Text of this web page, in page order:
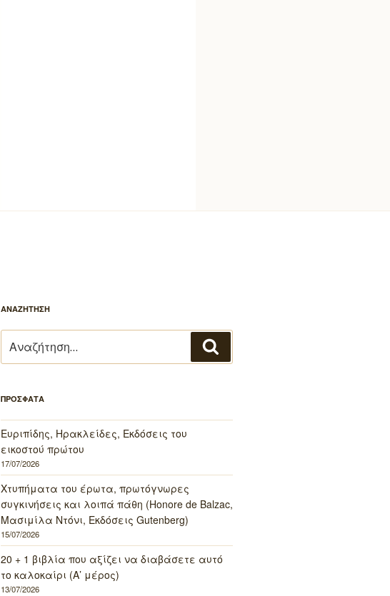
ΑΝΑΖΗΤΗΣΗ
για:
ΠΡΟΣΦΑΤΑ
Ευριπίδης, Ηρακλείδες, Εκδόσεις του
εικοστού πρώτου
17/07/2026
Χτυπήματα του έρωτα, πρωτόγνωρες
συγκινήσεις και λοιπά πάθη (Honore de Balzac,
Μασιμίλα Ντόνι, Εκδόσεις Gutenberg)
15/07/2026
20 + 1 βιβλία που αξίζει να διαβάσετε αυτό
το καλοκαίρι (Α’ μέρος)
13/07/2026